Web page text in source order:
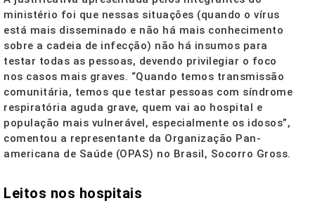
ministério foi que nessas situações (quando o vírus
está mais disseminado e não há mais conhecimento
sobre a cadeia de infecção) não há insumos para
testar todas as pessoas, devendo privilegiar o foco
nos casos mais graves. “Quando temos transmissão
comunitária, temos que testar pessoas com síndrome
respiratória aguda grave, quem vai ao hospital e
população mais vulnerável, especialmente os idosos”,
comentou a representante da Organização Pan-
americana de Saúde (OPAS) no Brasil, Socorro Gross.
Leitos nos hospitais